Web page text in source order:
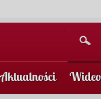
Aktualności Wideo